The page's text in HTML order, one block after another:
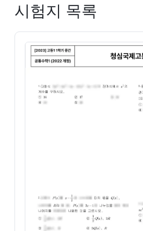
시험지 목록